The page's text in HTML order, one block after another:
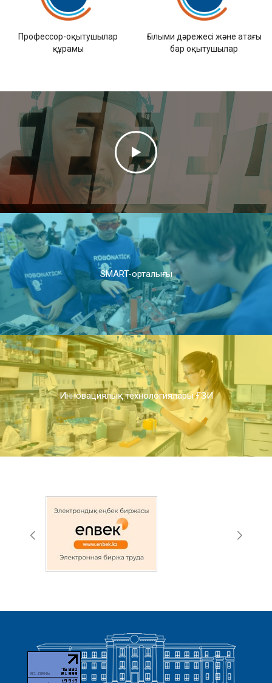
Профессор-оқытушылар
құрамы
Ғылыми дәрежесі және атағы
бар оқытушылар
SMART-орталығы
Инновациялық технологиялары ҒЗИ